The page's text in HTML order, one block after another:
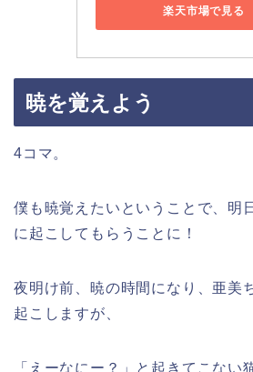
楽天市場で見る
暁を覚えよう
4コマ。
僕も暁覚えたいということで、明
に起こしてもらうことに！
夜明け前、暁の時間になり、亜美
起こしますが、
「えーなにー？」と起きてこない